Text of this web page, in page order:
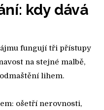
kdy dává
fungují tři přístupy
na stejné malbě,
lihem.
ošetří nerovnosti,